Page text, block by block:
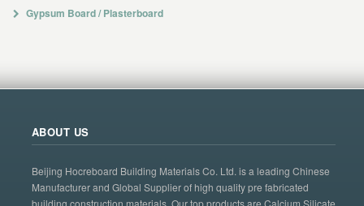
Gypsum Board / Plasterboard
ABOUT US
Beijing Hocreboard Building Materials Co. Ltd. is a leading Chinese
Manufacturer and Global Supplier of high quality pre fabricated